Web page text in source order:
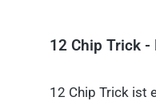
12 Chip Trick -
12 Chip Trick ist